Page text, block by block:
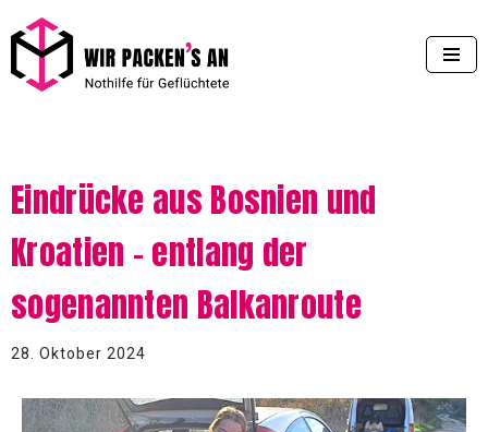
Zum
Inhalt
Eindrücke aus Bosnien und
Kroatien – entlang der
sogenannten Balkanroute
28. Oktober 2024